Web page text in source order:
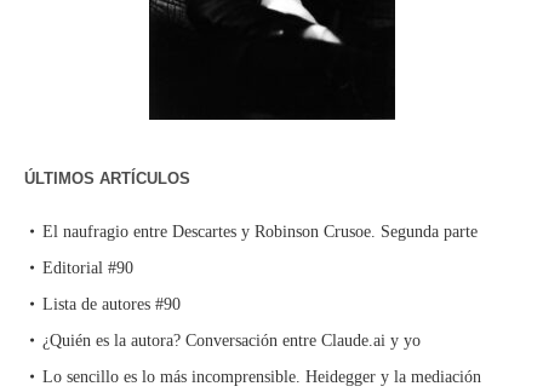
ÚLTIMOS ARTÍCULOS
El naufragio entre Descartes y Robinson Crusoe. Segunda parte
Editorial #90
Lista de autores #90
¿Quién es la autora? Conversación entre Claude.ai y yo
Lo sencillo es lo más incomprensible. Heidegger y la mediación